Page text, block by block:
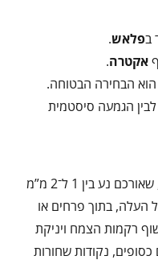
בפלאש.
אקטרה.
הוא הבחירה הבטוחה.
לבין הגמעה סיסטמית
הם חרקים זעירים וצרי גוף, שאורכם נע בין 1 ל־2 מ”מ
העלה, בתוך פרחים או
רקמות הצמח ויניקת
נקודות שחורות